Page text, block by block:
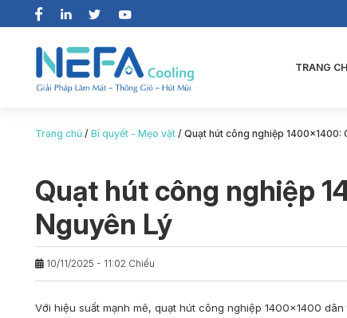
TRANG
Trang chủ /Bí quyết - Mẹo vặt /Quạt hút công nghiệp 1400×1400:
Quạt hút công nghiệp
Nguyên Lý
10/11/2025 - 11:02 Chiều
Với hiệu suất mạnh mẽ,quạt hút công nghiệp 1400×1400 dân